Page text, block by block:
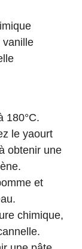
vanille
180°C.
le yaourt
obtenir une
et
chimique,